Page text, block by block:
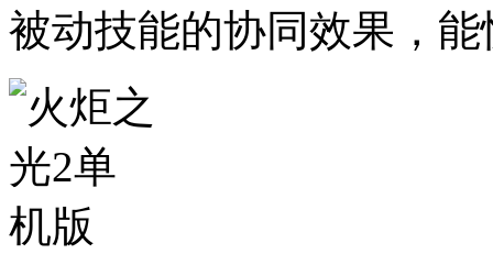
被动技能的协同效果，